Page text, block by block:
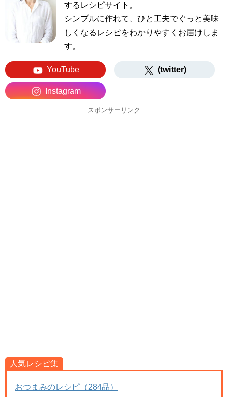
するレシピサイト。
シンプルに作れて、ひと工夫でぐっと美味
しくなるレシピをわかりやすくお届けしま
す。
YouTube (twitter)
Instagram
スポンサーリンク
人気レシピ集
おつまみのレシピ（284品）